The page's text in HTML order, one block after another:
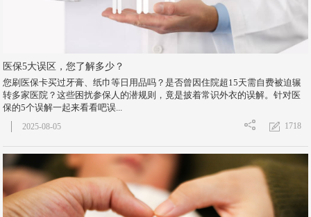
医保5大误区，您了解多少？
您刷医保卡买过牙膏、纸巾等日用品吗？是否曾因住院超15天需自费被迫辗
转多家医院？这些困扰参保人的潜规则，竟是披着常识外衣的误解。针对医
保的5个误解一起来看看吧误...
1718
2025-08-05